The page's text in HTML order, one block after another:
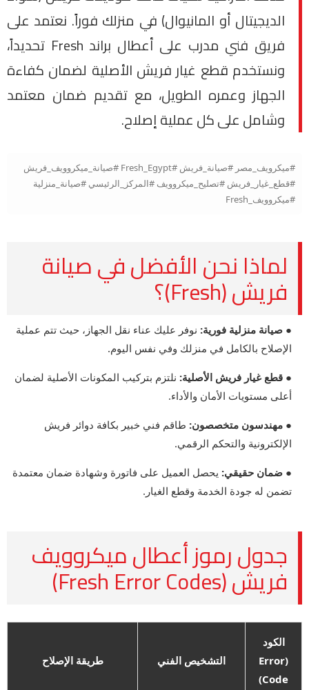
الديجيتال أو المانيوال) في منزلك فوراً. نعتمد على
فريق فني مدرب على أعطال براند Fresh تحديداً،
ونستخدم قطع غيار فريش الأصلية لضمان كفاءة
الجهاز وعمره الطويل، مع تقديم ضمان معتمد
وشامل على كل عملية إصلاح.
#ميكرويف_مصر #صيانة_فريش #Fresh_Egypt #صيانة_ميكروويف_فريش
#قطع_غيار_فريش #تصليح_ميكروويف #المركز_الرئيسي #صيانة_منزلية
#ميكروويف_Fresh
لماذا نحن الأفضل في صيانة
فريش (Fresh)؟
● صيانة منزلية فورية: نوفر عليك عناء نقل الجهاز، حيث تتم عملية
الإصلاح بالكامل في منزلك وفي نفس اليوم.
● قطع غيار فريش الأصلية: نلتزم بتركيب المكونات الأصلية لضمان
أعلى مستويات الأمان والأداء.
● مهندسون متخصصون: طاقم فني خبير بكافة دوائر فريش
الإلكترونية والتحكم الرقمي.
● ضمان حقيقي: يحصل العميل على فاتورة وشهادة ضمان معتمدة
تضمن له جودة الخدمة وقطع الغيار.
جدول رموز أعطال ميكروويف
فريش (Fresh Error Codes)
الكود
(Error
Code)
التشخيص الفني طريقة الإصلاح